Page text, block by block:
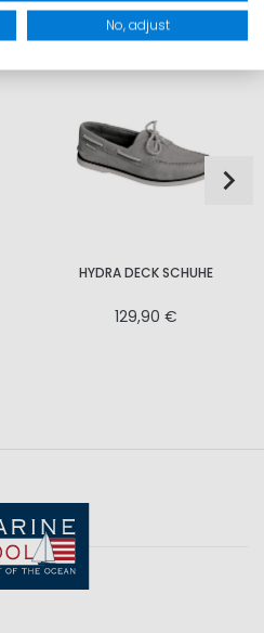
PASST
HYDRA DECK SCHUHE
129,90 €
No, adjust